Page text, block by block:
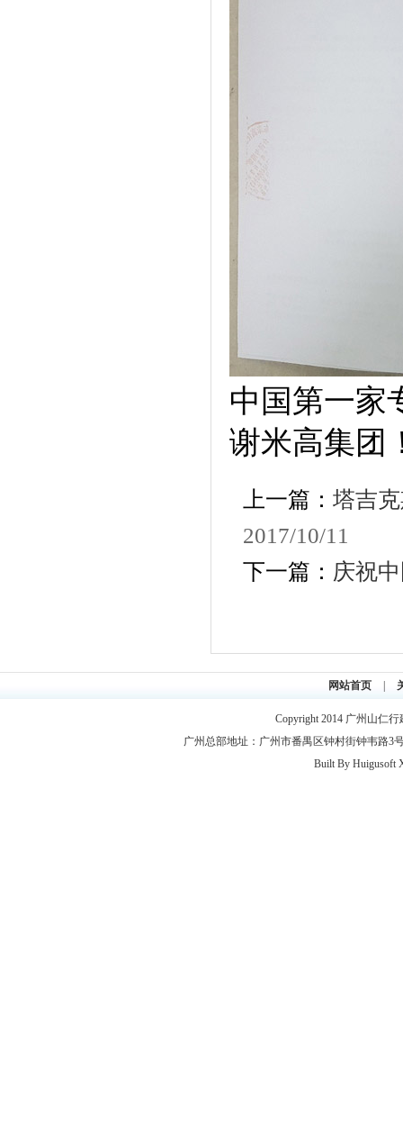
中国第一家
谢米高集团
上一篇： 塔吉
2017/10/11
下一篇： 庆祝
网站首页
Copyright 2014 广州山仁
广州总部地址：广州市番禺区钟村街钟韦路3
Built By Huigusoft